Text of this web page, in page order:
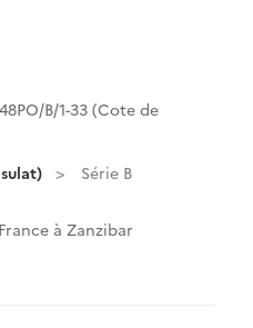
B/1-33 (Cote de
Série B
à Zanzibar